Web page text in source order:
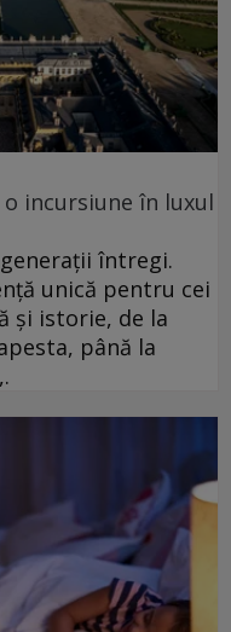
incursiune în luxul
întregi.
unică pentru cei
și istorie, de la
până la